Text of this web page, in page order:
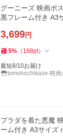
グーニーズ 映画ポスター The Goonies US版
黒フレーム付き A3
3,699円
5% （ 168pt）
最短8/10お届け
tomohochikaze-映画
プラダを着た悪魔
ーム付き A3サイズ